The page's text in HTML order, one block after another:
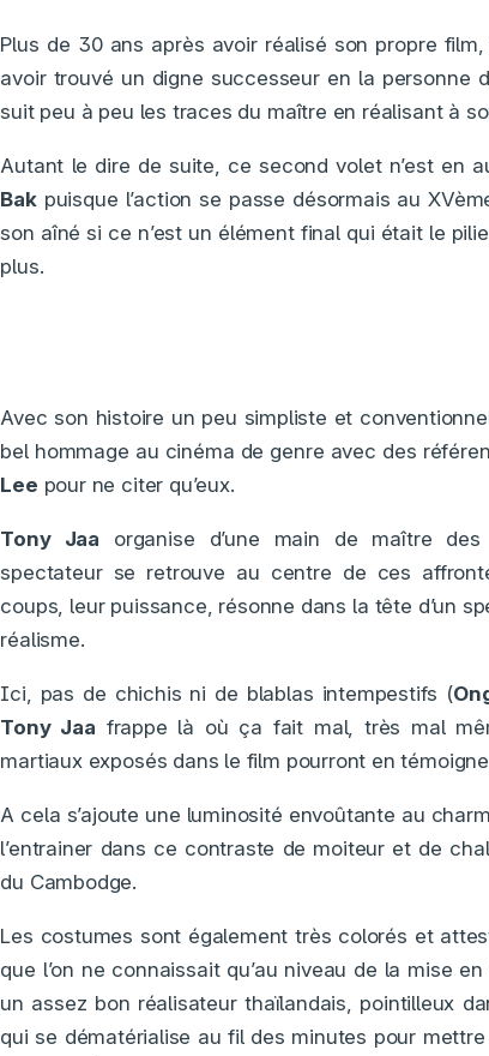
Plus de 30 ans après avoir réalisé son propre film,
avoir trouvé un digne successeur en la personne
suit peu à peu les traces du maître en réalisant à
Autant le dire de suite, ce second volet n’est en
Bakpuisque l’action se passe désormais au
son aîné si ce n’est un élément final qui était le
plus.
Avec son histoire un peu simpliste et
bel hommage au cinéma de genre avec des
Lee pour ne citer qu’eux.
Tony Jaa organise d’une main de maître
spectateur se retrouve au centre de ces
coups, leur puissance, résonne dans la tête d’un
réalisme.
Ici, pas de chichis ni de blablas intempestifs (
Tony Jaa frappe là où ça fait mal, très mal
martiaux exposés dans le film pourront en
A cela s’ajoute une luminosité envoûtante au
l’entrainer dans ce contraste de moiteur et de
du Cambodge.
Les costumes sont également très colorés et
que l’on ne connaissait qu’au niveau de la mise
un assez bon réalisateur thaïlandais, pointilleux
qui se dématérialise au fil des minutes pour